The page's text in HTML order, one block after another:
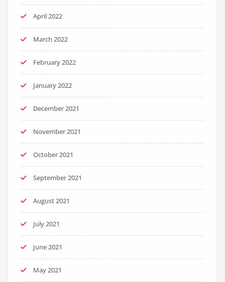
April 2022
March 2022
February 2022
January 2022
December 2021
November 2021
October 2021
September 2021
August 2021
July 2021
June 2021
May 2021